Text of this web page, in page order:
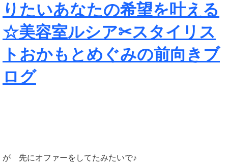
りたいあなたの希望を叶える
☆美容室ルシア✂︎スタイリス
トおかもとめぐみの前向きブ
ログ
が 先にオファーをしてたみたいで♪